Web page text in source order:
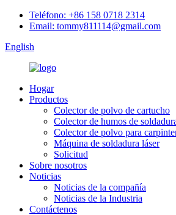
Teléfono: +86 158 0718 2314
Email: tommy811114@gmail.com
English
Hogar
Productos
Colector de polvo de cartucho
Colector de humos de
Colector de polvo para
Máquina de soldadura láser
Solicitud
Sobre nosotros
Noticias
Noticias de la compañía
Noticias de la Industria
Contáctenos